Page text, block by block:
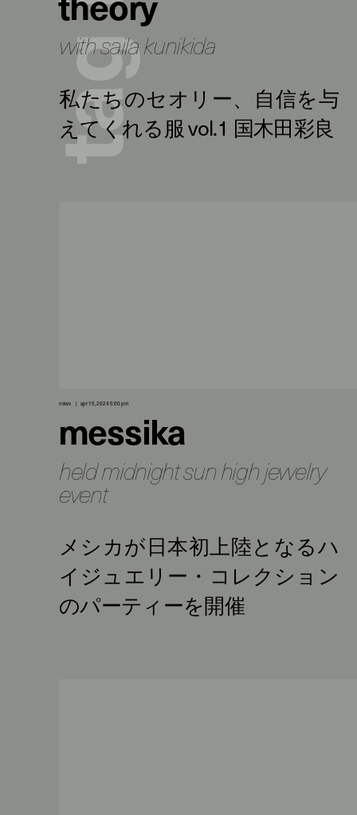
t
a
g
with saila kunikida
news apr 15, 2024 5:00 pm
messika
held midnight sun high jewelry
event